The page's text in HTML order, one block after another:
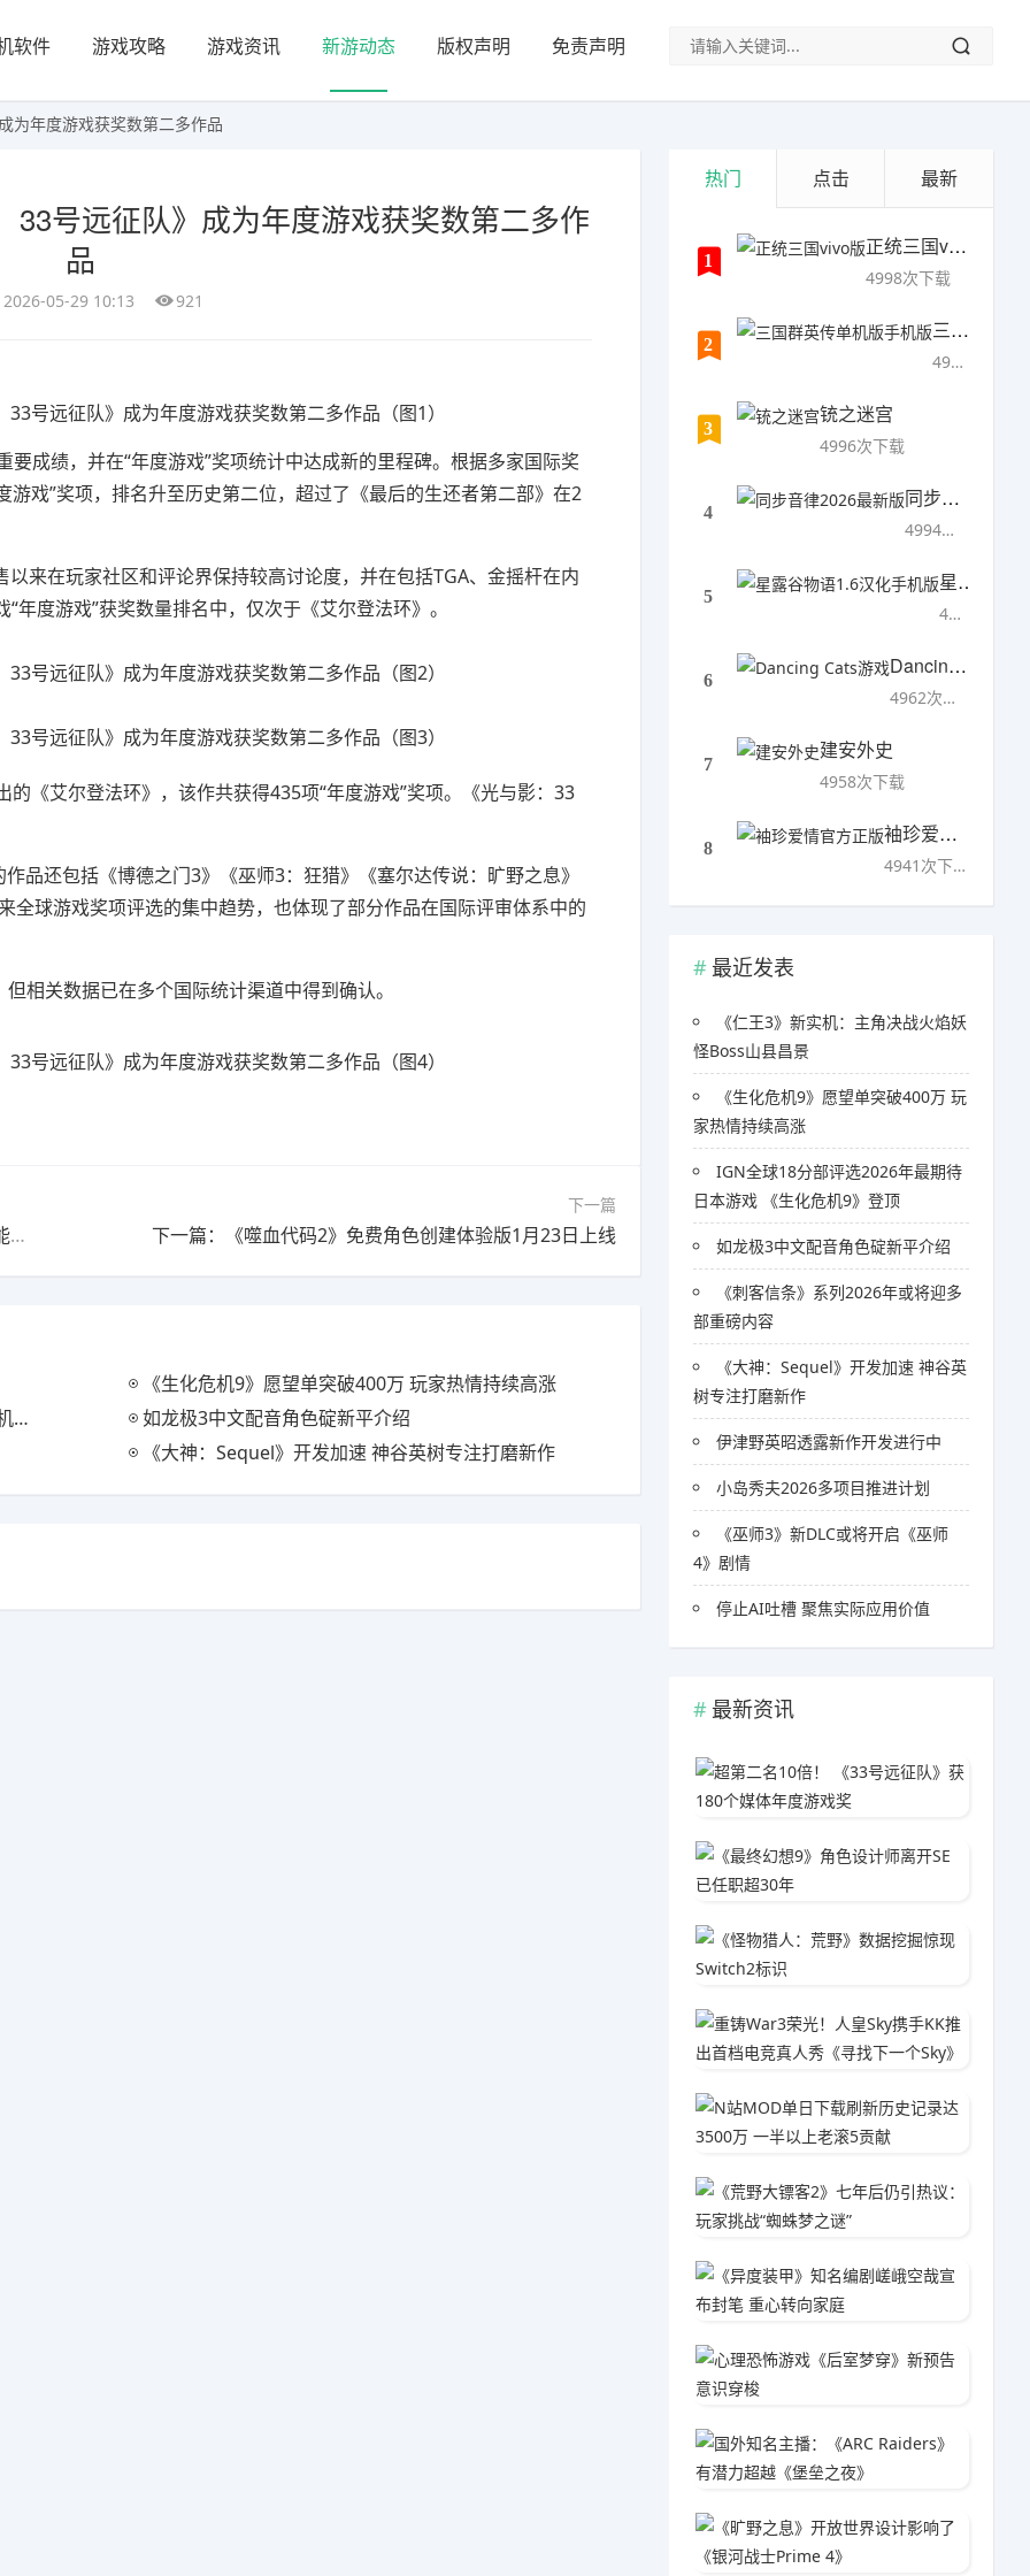
软件 游戏攻略 游戏资讯 新游动态 版权声明 免责声明
为年度游戏获奖数第二多作品
33号远征队》成为年度游戏获奖数第二多作
品
2026-05-29 10:13 921
成绩，并在“年度游戏”奖项统计中达成新的里程碑。根据多家国际奖
戏”奖项，排名升至历史第二位，超过了《最后的生还者第二部》在2
来在玩家社区和评论界保持较高讨论度，并在包括TGA、金摇杆在内
度游戏”获奖数量排名中，仅次于《艾尔登法环》。
《艾尔登法环》，该作共获得435项“年度游戏”奖项。《光与影：33
品还包括《博德之门3》《巫师3：狂猎》《塞尔达传说：旷野之息》
全球游戏奖项评选的集中趋势，也体现了部分作品在国际评审体系中的
相关数据已在多个国际统计渠道中得到确认。
上一篇：玩是对的！ 研究证明适量游玩策略与射击游戏能延缓大脑衰老
下一篇
下一篇：《噬血代码2》免费角色创建体验版1月23日上线
《生化危机9》愿望单突破400万 玩家热情持续高涨
如龙极3中文配音角色碇新平介绍
《大神：Sequel》开发加速 神谷英树专注打磨新作
热门 点击 最新
1
正统三国vivo版
4998次下载
2
三国群英传单机版手机版
4997次下载
3
铳之迷宫
4996次下载
4
同步音律2026最新版
4994次下载
5
星露谷物语1.6汉化手机版
4993次下载
6
Dancing Cats游戏
4962次下载
7
建安外史
4958次下载
8
袖珍爱情官方正版
4941次下载
最近发表
《仁王3》新实机：主角决战火焰妖
怪Boss山县昌景
《生化危机9》愿望单突破400万 玩
家热情持续高涨
IGN全球18分部评选2026年最期待
日本游戏 《生化危机9》登顶
如龙极3中文配音角色碇新平介绍
《刺客信条》系列2026年或将迎多
部重磅内容
《大神：Sequel》开发加速 神谷英
树专注打磨新作
伊津野英昭透露新作开发进行中
小岛秀夫2026多项目推进计划
《巫师3》新DLC或将开启《巫师
4》剧情
停止AI吐槽 聚焦实际应用价值
最新资讯